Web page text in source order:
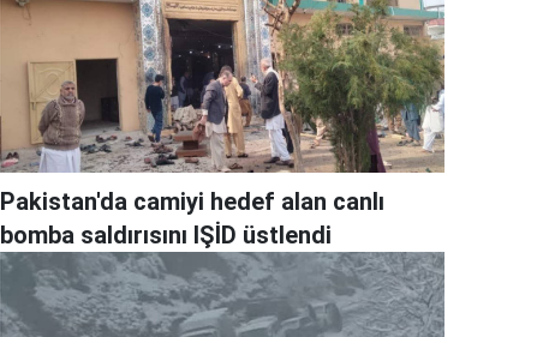
Pakistan'da camiyi hedef alan canlı
bomba saldırısını IŞİD üstlendi